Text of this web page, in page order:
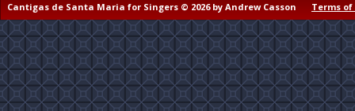
Cantigas de Santa Maria for Singers © 2026 by Andrew Casson Terms of